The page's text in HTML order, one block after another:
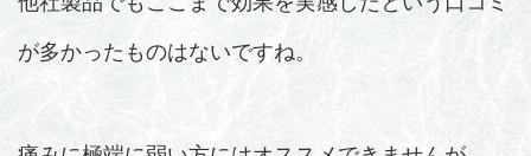
が多かったものはないですね。